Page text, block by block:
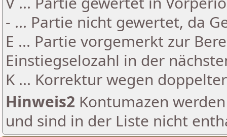
- ... Partie nicht gewertet, da
E ... Partie vorgemerkt zur
Einstiegselozahl in der
K ... Korrektur wegen
Hinweis2 Kontumazen
und sind in der Liste nicht